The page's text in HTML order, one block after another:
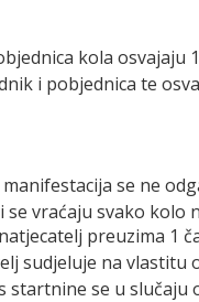
kola osvajaju
i pobjednica te
se ne
vraćaju svako kolo
preuzima 1
sudjeluje na vlastitu
startnine se u slučaju